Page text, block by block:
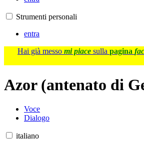
Strumenti personali
entra
Hai già messo mi piace sulla pagina
Azor (antenato di
Voce
Dialogo
italiano